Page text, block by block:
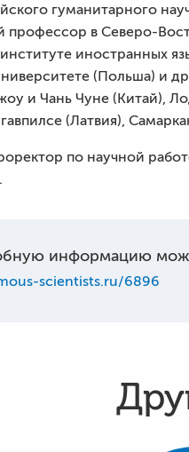
гуманитарного
профессор в Северо-
иностранных
(Польша) и
и Чань Чуне (Китай),
(Латвия),
по научной
информацию
scientists.ru/6896